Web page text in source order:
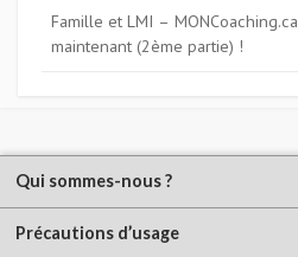
Famille et LMI – MONCoaching.ca
maintenant (2ème partie) !
Qui sommes-nous ?
Précautions d’usage